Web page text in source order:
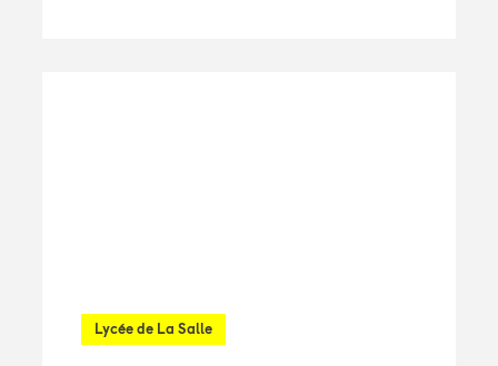
Lycée de La Salle